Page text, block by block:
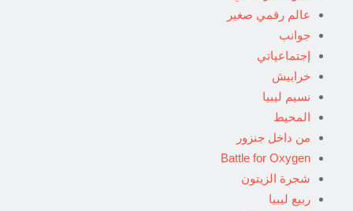
عالم رقمي صغير
جوانب
إجتماعياتي
خرابيش
نسيم ليبيا
المحيط
من داخل جنزور
Battle for Oxygen
شجرة الزيتون
ربيع ليبيا